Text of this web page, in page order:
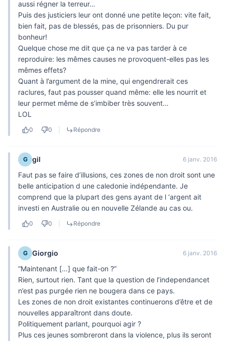
aussi régner la terreur…
Puis des justiciers leur ont donné une petite leçon: vite fait,
bien fait, pas de blessés, pas de prisonniers. Du pur
bonheur!
Quelque chose me dit que ça ne va pas tarder à ce
reproduire: les mêmes causes ne provoquent-elles pas les
mêmes effets?
Quant à l’argument de la mine, qui engendrerait ces
raclures, faut pas pousser quand même: elle les nourrit et
leur permet même de s’imbiber très souvent…
LOL
0 0 Répondre
G gil 6 janv. 2016
Faut pas se faire d’illusions, ces zones de non droit sont une
belle anticipation d une caledonie indépendante. Je
comprend que la plupart des gens ayant de l ‘argent ait
investi en Australie ou en nouvelle Zélande au cas ou.
0 0 Répondre
G Giorgio 6 janv. 2016
“Maintenant […] que fait-on ?”
Rien, surtout rien. Tant que la question de l’independancet
n’est pas purgée rien ne bougera dans ce pays.
Les zones de non droit existantes continuerons d’être et de
nouvelles apparaîtront dans doute.
Politiquement parlant, pourquoi agir ?
Plus ces jeunes sombreront dans la violence, plus ils seront